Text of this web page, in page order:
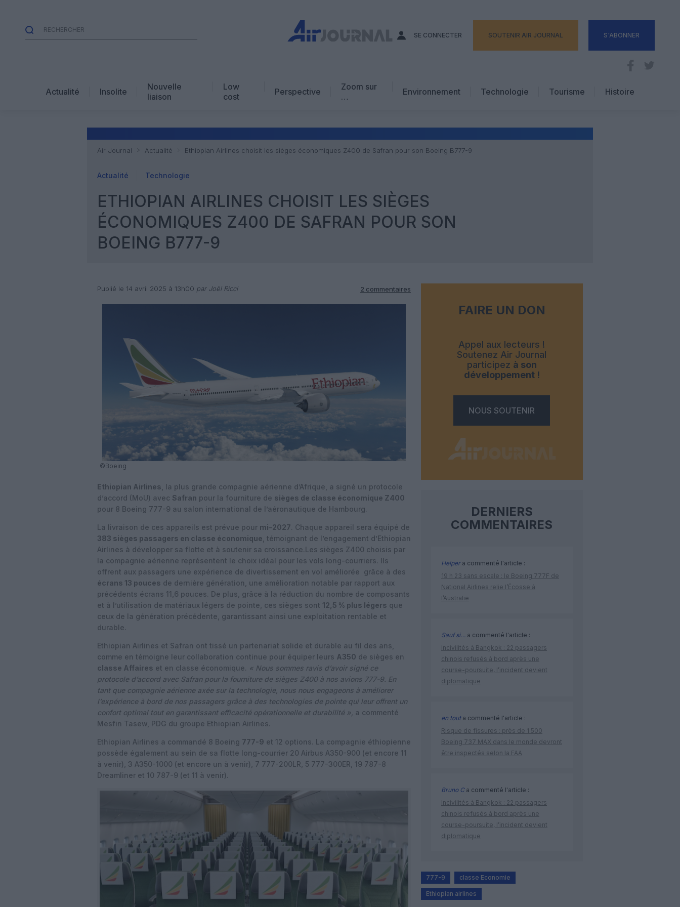
SE CONNECTER SOUTENIR AIR JOURNAL S'ABONNER
Actualité Insolite
Nouvelle
liaison
Low
cost
Perspective
Zoom sur
…
Avis d’expert
Environnement Technologie
Tourisme
Hôtellerie
Histoire
Air Journal Actualité Ethiopian Airlines choisit les sièges économiques Z400 de Safran pour son Boeing B777-9
Actualité Technologie
ETHIOPIAN AIRLINES CHOISIT LES SIÈGES
ÉCONOMIQUES Z400 DE SAFRAN POUR SON
BOEING B777-9
Publié le 14 avril 2025 à 13h00 par Joël Ricci 2 commentaires
©Boeing
Ethiopian Airlines , la plus grande compagnie aérienne d’Afrique, a signé un protocole
d’accord (MoU) avec Safran pour la fourniture de sièges de classe économique Z400
pour 8 Boeing 777-9 au salon international de l’aéronautique de Hambourg.
La livraison de ces appareils est prévue pour mi–2027. Chaque appareil sera équipé de
383 sièges passagers en classe économique , témoignant de l’engagement d’Ethiopian
Airlines à développer sa flotte et à soutenir sa croissance.Les sièges Z400 choisis par
la compagnie aérienne représentent le choix idéal pour les vols long-courriers. Ils
offrent aux passagers une expérience de divertissement en vol améliorée grâce à des
écrans 13 pouces de dernière génération, une amélioration notable par rapport aux
précédents écrans 11,6 pouces. De plus, grâce à la réduction du nombre de composants
et à l’utilisation de matériaux légers de pointe, ces sièges sont 12,5 % plus légers que
ceux de la génération précédente, garantissant ainsi une exploitation rentable et
durable.
Ethiopian Airlines et Safran ont tissé un partenariat solide et durable au fil des ans,
comme en témoigne leur collaboration continue pour équiper leurs A350 de sièges en
classe Affaires et en classe économique. « Nous sommes ravis d’avoir signé ce
protocole d’accord avec Safran pour la fourniture de sièges Z400 à nos avions 777-9. En
tant que compagnie aérienne axée sur la technologie, nous nous engageons à améliorer
l’expérience à bord de nos passagers grâce à des technologies de pointe qui leur offrent un
confort optimal tout en garantissant efficacité opérationnelle et durabilité », a commenté
Mesfin Tasew, PDG du groupe Ethiopian Airlines.
Ethiopian Airlines a commandé 8 Boeing 777-9 et 12 options. La compagnie éthiopienne
possède également au sein de sa flotte long-courrier 20 Airbus A350-900 (et encore 11
à venir), 3 A350-1000 (et encore un à venir), 7 777-200LR, 5 777-300ER, 19 787-8
Dreamliner et 10 787-9 (et 11 à venir).
FAIRE UN DON
Appel aux lecteurs !
Soutenez Air Journal
participez à son
développement !
NOUS SOUTENIR
DERNIERS
COMMENTAIRES
Helpera commenté l'article :
19 h 23 sans escale : le Boeing 777F de
National Airlines relie l’Écosse à
l’Australie
Sauf si… a commenté l'article :
Incivilités à Bangkok : 22 passagers
chinois refusés à bord après une
course-poursuite, l’incident devient
diplomatique
en touta commenté l'article :
Risque de fissures : près de 1 500
Boeing 737 MAX dans le monde devront
être inspectés selon la FAA
Bruno Ca commenté l'article :
Incivilités à Bangkok : 22 passagers
chinois refusés à bord après une
course-poursuite, l’incident devient
diplomatique
777-9 classe Economie
Ethiopian airlines